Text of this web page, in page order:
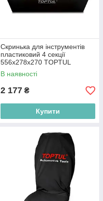
Скринька для інструментів
пластиковий 4 секції
556x278x270 TOPTUL
TBAE0401
В наявності
2 177 ₴
Купити